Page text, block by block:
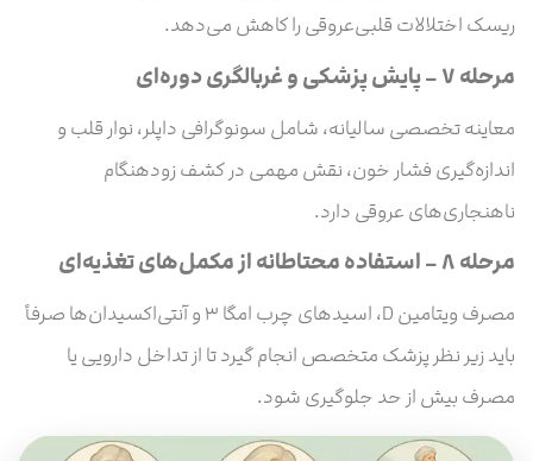
ریسک اختلالات قلبی‌عروقی را کاهش می‌دهد.
مرحله ۷ – پایش پزشکی و غربالگری دوره‌ای
معاینه تخصصی سالیانه، شامل سونوگرافی داپلر، نوار قلب و
اندازه‌گیری فشار خون، نقش مهمی در کشف زودهنگام
ناهنجاری‌های عروقی دارد.
مرحله ۸ – استفاده محتاطانه از مکمل‌های تغذیه‌ای
مصرف ویتامین D، اسیدهای چرب امگا ۳ و آنتی‌اکسیدان‌ها صرفاً
باید زیر نظر پزشک متخصص انجام گیرد تا از تداخل دارویی یا
مصرف بیش از حد جلوگیری شود.